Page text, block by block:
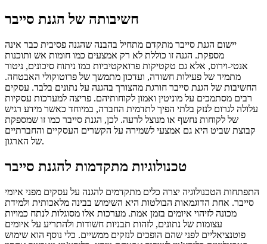
חשיבותה של הגנת סייבר
יישום הגנת סייבר מתקדם מתחיל בהבנה שהגנה פסיבית כבר אינה
מספקת. הגנה זו כוללת לא רק אמצעים כמו חומות אש ותוכנות
אנטי-וירוס, אלא גם טקטיקות פרואקטיביות כמו ניתוח סיכונים, ניטור
מתמיד של פעילות חשודה, ועדכון מתמשך של פרוטוקולי האבטחה.
החשיבות של הגנת סייבר חורגת מהצורך בהגנה על נתונים בלבד. עסקים
רבים מסתמכים על מוניטין ואמון לקוחותיהם. פריצה למערכות עסקיות
עלולה לגרום לנזק בלתי הפיך לתדמית החברה, במיוחד כאשר מידע רגיש
של לקוחות נחשף או מנוצל לרעה. לכן, הגנת סייבר כמו זו שמספקת
קבוצת שביט היא גם אמצעי לשמירה על הקשרים העסקיים והחברתיים
של הארגון.
טכנולוגיות מתקדמות להגנת סייבר
התפתחות הטכנולוגיה יצרה כלים מתקדמים להגנה על עסקים מפני איומי
סייבר. אחת הדוגמאות הבולטות היא השימוש בבינה מלאכותית ולמידת
מכונה לזיהוי איומים בזמן אמת. מערכות אלו מסוגלות לנתח כמויות
עצומות של נתונים, לזהות תבניות חשודות ולהתריע על איומים
פוטנציאליים לפני שהם הופכים לנזקים ממשיים. כלי נוסף הוא שימוש